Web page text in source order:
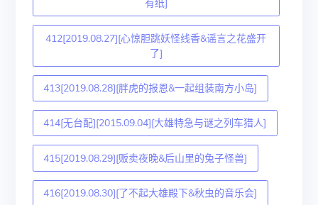
有纸]
412[2019.08.27][心惊胆跳妖怪线香&谣言之花盛开
了]
413[2019.08.28][胖虎的报恩&一起组装南方小岛]
414[无台配][2015.09.04][大雄特急与谜之列车猎人]
415[2019.08.29][贩卖夜晚&后山里的兔子怪兽]
416[2019.08.30][了不起大雄殿下&秋虫的音乐会]